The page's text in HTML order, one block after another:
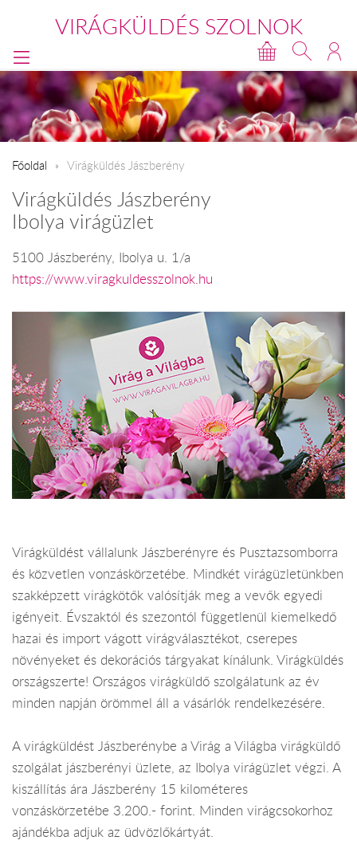
VIRÁGKÜLDÉS SZOLNOK
Főoldal Virágküldés Jászberény
Virágküldés Jászberény
Ibolya virágüzlet
5100 Jászberény, Ibolya u. 1/a
https://www.viragkuldesszolnok.hu
Virágküldést vállalunk Jászberényre és Pusztazsomborra
és közvetlen vonzáskörzetébe. Mindkét virágüzletünkben
szakképzett virágkötők valósítják meg a vevők egyedi
igényeit. Évszaktól és szezontól függetlenül kiemelkedő
hazai és import vágott virágválasztékot, cserepes
növényeket és dekorációs tárgyakat kínálunk. Virágküldés
országszerte! Országos virágküldő szolgálatunk az év
minden napján örömmel áll a vásárlók rendelkezésére.
A virágküldést Jászberénybe a Virág a Világba virágküldő
szolgálat jászberényi üzlete, az Ibolya virágüzlet végzi. A
kiszállítás ára Jászberény 15 kilométeres
vonzáskörzetébe 3.200.- forint. Minden virágcsokorhoz
ajándékba adjuk az üdvözlőkártyát.